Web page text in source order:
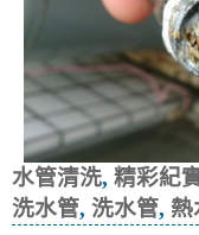
水管清洗, 精彩紀
洗水管, 洗水管, 熱